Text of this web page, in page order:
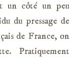
un côté un peu
du pressage de
de France, on
Pratiquement